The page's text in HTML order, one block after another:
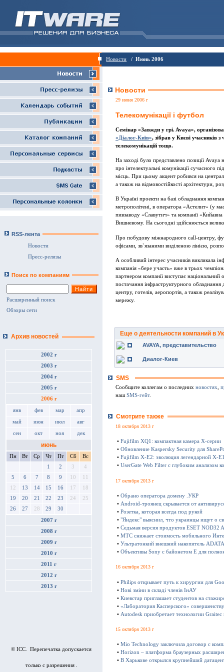
Новости / Июнь 2006
RSS-лента
Новости
Пресс-релизы
Поиск по компаниям
Расширенный поиск
Обзоры сети
Архив новостей
2002 г
2003 г
2004 г
2005 г
2006 г
янв фев мар апр
май июн июл авг
сен окт ноя дек
июнь
Пн Вт Ср Чт Пт Сб
Вс
1
2 3
4
5
6 7 8 9 10
11
12
13 14 15 16 17
18
19
20 21 22 23 24
25
26
27 28 29 30
2007 г
2008 г
2009 г
2010 г
2011 г
2012 г
2013 г
© ICC. Перепечатка допускается
только с разрешения .
Новости
29 июня 2006 г
Телекомунiкацiї i футбол
Семiнар «Завжди у грi. Avaya»,
«Дiалог-Київ», зiбрав у Києвi учасникiв з
телекомунiкацiй тощо.
На заходi було представлено позицiї Avaya
про iнтелектуальнi комунiкацiї сучасного
мiсць. При цьому акцент робився на
а також на вiдмовостiйкостi архiтектури,
В Українi проекти на базi обладнання
метрополiтенi, в оператора «Астелит» (у
пивзаводу «Славутич» та компанiї
Вишневому. На сьогоднi здiйснюється
Про побудову мiжнародного call-центру,
офiсами, зв`язаними видiленою лiнiєю,
А особливий iнтерес учасникiв викликала
компанiя «бере участь» вже в трьох
партнером компанiї виступає
постачання iнфраструктурного
центру, готелiв, аеропортiв, а також
мережу.
Еще о деятельности компаний в
AVAYA, представительство
Диалог-Киев
SMS
Сообщите коллегам о последних новостях
наш SMS-гейт.
Смотрите также
18 октября 2013 г
• Fujifilm XQ1: компактная камера Х-серии
• Обновление Kaspersky Security для
• Fujifilm X-E2: эволюция легендарной X-
• UserGate Web Filter с глубоким анализом
17 октября 2013 г
• Обрано оператора домену .УКР
• Android-троянец скрывается от
• Розетка, которая всегда под рукой
• "Яндекс" выяснил, что украинцы ищут о
• Седьмая версия продуктов ESET NOD32
• МТС снижает стоимость мобильного
• Ультратонкий внешний накопитель
• Объективы Sony с байонетом E для
16 октября 2013 г
• Philips открывает путь к хирургии для
• Нові зміни в складі членів ІнАУ
• Киевстар приглашает студентов на
• «Лаборатория Касперского»
• Autodesk приобретает технологии
15 октября 2013 г
• Mio Technology заключила договор с
• Horizon – платформа браузерных
• В Харькове открылся крупнейший